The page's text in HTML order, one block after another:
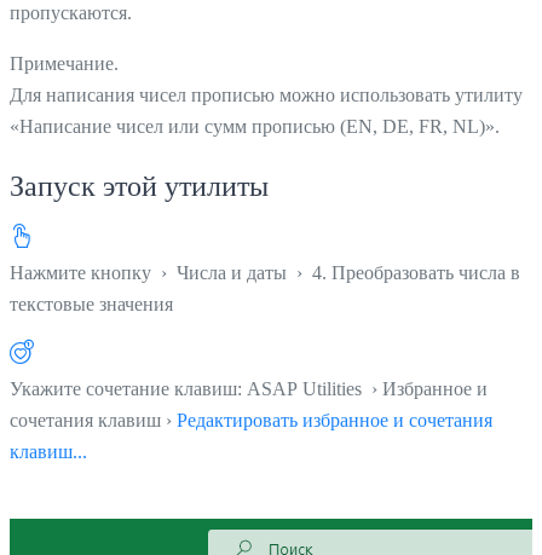
пропускаются.
Примечание.
Для написания чисел прописью можно использовать утилиту
«Написание чисел или сумм прописью (EN, DE, FR, NL)».
Запуск этой утилиты
Нажмите кнопку › Числа и даты › 4. Преобразовать числа в
текстовые значения
Укажите сочетание клавиш: ASAP Utilities › Избранное и
сочетания клавиш › Редактировать избранное и сочетания
клавиш...